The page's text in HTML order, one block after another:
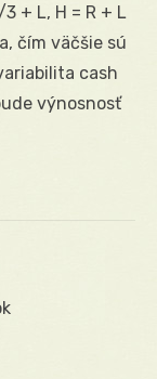
+ L, H = R + L
čím väčšie sú
cash
výnosnosť